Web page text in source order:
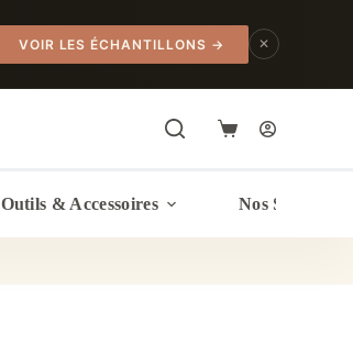
VOIR LES ÉCHANTILLONS → ✕
Panier
Outils & Accessoires Nos Services